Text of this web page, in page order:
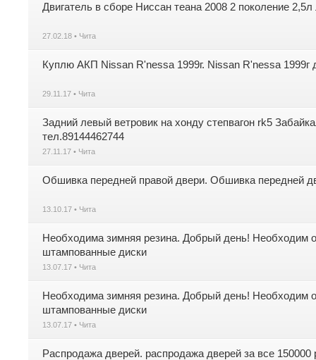
Двигатель в сборе Ниссан теана 2008 2 поколение
27.02.18 • Чита
Куплю АКП Nissan R'nessa 1999г. Nissan R'nessa 1999г
29.11.17 • Чита
Задний левый ветровик на хонду степвагон rk5
тел.89144462744
27.11.17 • Чита
Обшивка передней правой двери. Обшивка передней
13.10.17 • Чита
Необходима зимняя резина. Добрый день! Необходим
штампованные диски
13.07.17 • Чита
Необходима зимняя резина. Добрый день! Необходим
штампованные диски
13.07.17 • Чита
Распродажа дверей. распродажа дверей за все